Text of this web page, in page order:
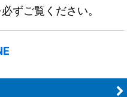
必ずご覧ください。